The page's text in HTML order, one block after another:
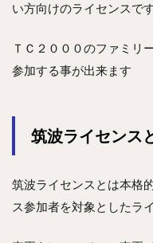
い方向けのライセンスで
ＴＣ２０００のファミリ
参加する事が出来ます
筑波ライセンス
筑波ライセンスとは本格
ス参加者を対象としたラ